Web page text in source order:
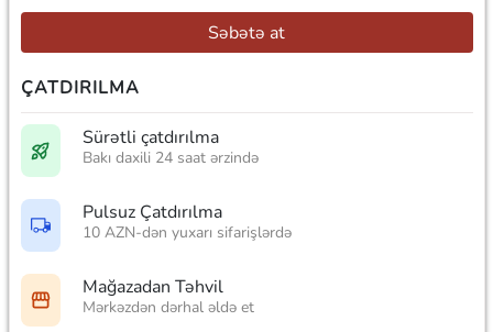
Səbətə at
ÇATDIRILMA
Sürətli çatdırılma
Bakı daxili 24 saat ərzində
Pulsuz Çatdırılma
10 AZN-dən yuxarı sifarişlərdə
Mağazadan Təhvil
Mərkəzdən dərhal əldə et